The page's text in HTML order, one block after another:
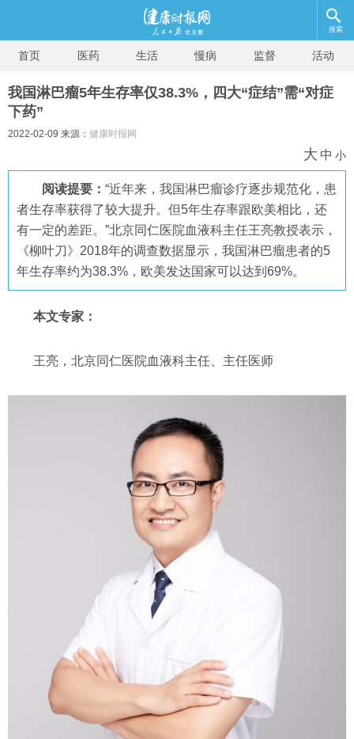
搜索
首页 医药 生活 慢病 监督 活动
我国淋巴瘤5年生存率仅38.3%，四大“症结”需“对症
下药”
2022-02-09 来源： 健康时报网
大 中 小
阅读提要： “近年来，我国淋巴瘤诊疗逐步规范化，患
者生存率获得了较大提升。但5年生存率跟欧美相比，还
有一定的差距。”北京同仁医院血液科主任王亮教授表示，
《柳叶刀》2018年的调查数据显示，我国淋巴瘤患者的5
年生存率约为38.3%，欧美发达国家可以达到69%。
本文专家：
王亮，北京同仁医院血液科主任、主任医师